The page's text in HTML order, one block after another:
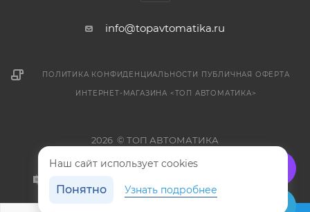
info@topavtomatika.ru
ПОЛИТИКА КОНФИДЕНЦИАЛЬНОСТИ ПУБЛИЧНАЯ ОФЕРТА
ИНТЕРНЕТ-МАГАЗИНА <ТОП АВТОМАТИКА>
2026 © ТОП АВТОМАТИКА
Наш сайт использует cookies
Понятно Узнать подробнее